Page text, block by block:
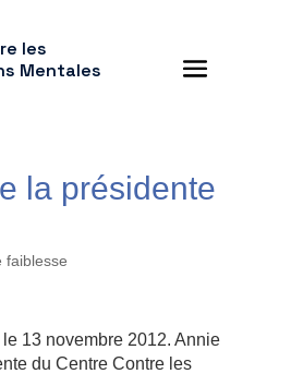
les
Mentales
la présidente
faiblesse
13 novembre 2012. Annie
du Centre Contre les